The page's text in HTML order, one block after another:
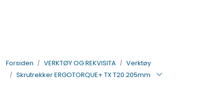
Forsiden VERKTØY OG REKVISITA
Verktøy
Skrutrekker ERGOTORQUE+ TX T20 205mm
ELEKTRISK